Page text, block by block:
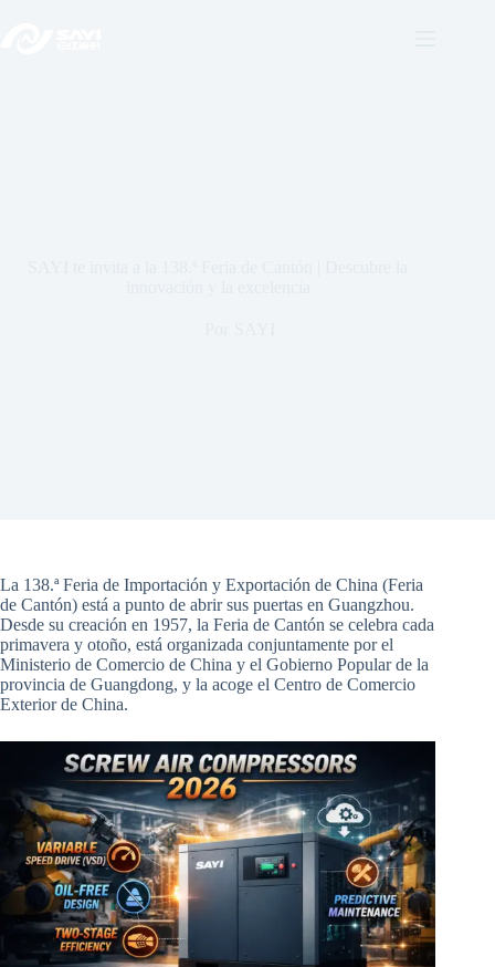
La 138.ª Feria de Importación y Exportación de China (Feria
de Cantón) está a punto de abrir sus puertas en Guangzhou.
Desde su creación en 1957, la Feria de Cantón se celebra cada
primavera y otoño, está organizada conjuntamente por el
Ministerio de Comercio de China y el Gobierno Popular de la
provincia de Guangdong, y la acoge el Centro de Comercio
Exterior de China.